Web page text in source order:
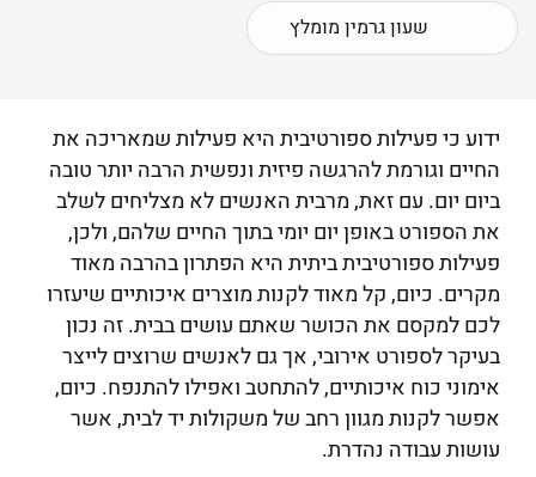
שעון גרמין מומלץ
ידוע כי פעילות ספורטיבית היא פעילות שמאריכה את
החיים וגורמת להרגשה פיזית ונפשית הרבה יותר טובה
ביום יום. עם זאת, מרבית האנשים לא מצליחים לשלב
את הספורט באופן יום יומי בתוך החיים שלהם, ולכן,
פעילות ספורטיבית ביתית היא הפתרון בהרבה מאוד
מקרים. כיום, קל מאוד לקנות מוצרים איכותיים שיעזרו
לכם למקסם את הכושר שאתם עושים בבית. זה נכון
בעיקר לספורט אירובי, אך גם לאנשים שרוצים לייצר
אימוני כוח איכותיים, להתחטב ואפילו להתנפח. כיום,
אפשר לקנות מגוון רחב של משקולות יד לבית, אשר
עושות עבודה נהדרת.